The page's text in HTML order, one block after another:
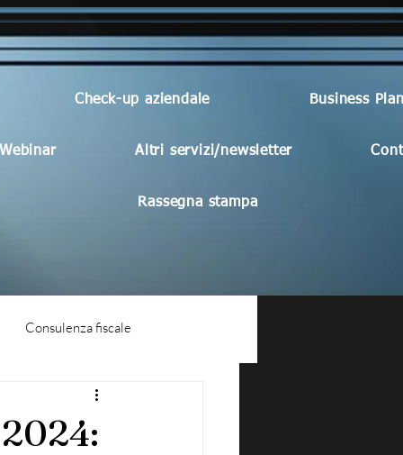
Check-up aziendale Business
Webinar Altri servizi/newsletter
Rassegna stampa
Consulenza fiscale